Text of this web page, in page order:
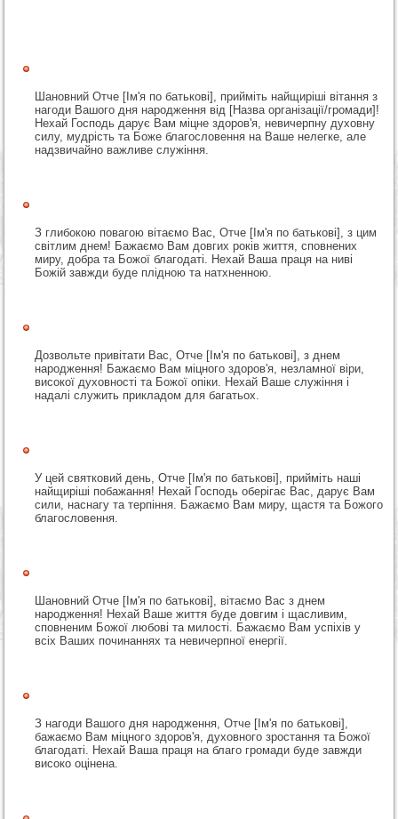
Шановний Отче [Ім'я по батькові], прийміть найщиріші вітання з
нагоди Вашого дня народження від [Назва організації/громади]!
Нехай Господь дарує Вам міцне здоров'я, невичерпну духовну
силу, мудрість та Боже благословення на Ваше нелегке, але
надзвичайно важливе служіння.
З глибокою повагою вітаємо Вас, Отче [Ім'я по батькові], з цим
світлим днем! Бажаємо Вам довгих років життя, сповнених
миру, добра та Божої благодаті. Нехай Ваша праця на ниві
Божій завжди буде плідною та натхненною.
Дозвольте привітати Вас, Отче [Ім'я по батькові], з днем
народження! Бажаємо Вам міцного здоров'я, незламної віри,
високої духовності та Божої опіки. Нехай Ваше служіння і
надалі служить прикладом для багатьох.
У цей святковий день, Отче [Ім'я по батькові], прийміть наші
найщиріші побажання! Нехай Господь оберігає Вас, дарує Вам
сили, наснагу та терпіння. Бажаємо Вам миру, щастя та Божого
благословення.
Шановний Отче [Ім'я по батькові], вітаємо Вас з днем
народження! Нехай Ваше життя буде довгим і щасливим,
сповненим Божої любові та милості. Бажаємо Вам успіхів у
всіх Ваших починаннях та невичерпної енергії.
З нагоди Вашого дня народження, Отче [Ім'я по батькові],
бажаємо Вам міцного здоров'я, духовного зростання та Божої
благодаті. Нехай Ваша праця на благо громади буде завжди
високо оцінена.